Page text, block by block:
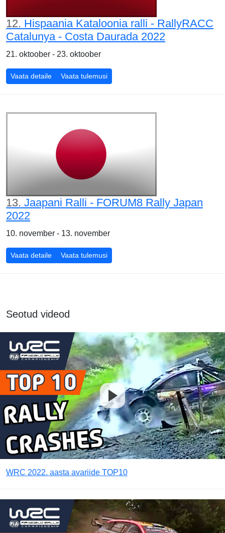
12. Hispaania Kataloonia ralli - RallyRACC
Catalunya - Costa Daurada 2022
21. oktoober - 23. oktoober
Vaata detaile Vaata tulemusi
13. Jaapani Ralli - FORUM8 Rally Japan
2022
10. november - 13. november
Vaata detaile Vaata tulemusi
Seotud videod
WRC 2022. aasta avariide TOP10